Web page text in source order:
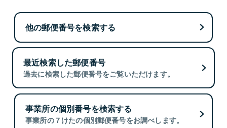
他の郵便番号を検索する
最近検索した郵便番号
過去に検索した郵便番号をご覧いただけます。
事業所の個別番号を検索する
事業所の７けたの個別郵便番号をお調べします。